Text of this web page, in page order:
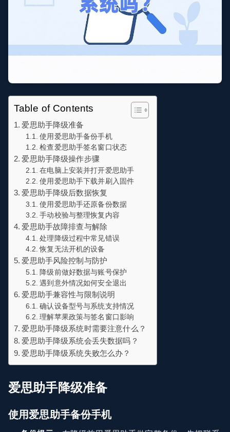
Table of Contents
爱思助手降级准备
使用爱思助手备份手机
检查爱思助手签名窗口状态
爱思助手降级操作步骤
在电脑上安装并打开爱思助手
使用爱思助手下载并刷入固件
爱思助手降级后数据恢复
使用爱思助手还原备份数据
手动校验与整理恢复内容
爱思助手故障排查与解除
处理降级过程中常见错误
恢复无法开机的设备
爱思助手风险控制与防护
降级前做好数据与账号保护
遇到意外情况如何安全退出
爱思助手兼容性与限制说明
确认设备型号与系统支持情况
理解苹果政策与签名窗口影响
爱思助手降级系统时需要注意什么？
爱思助手降级系统会丢失数据吗？
爱思助手降级系统失败怎么办？
爱思助手降级准备
使用爱思助手备份手机